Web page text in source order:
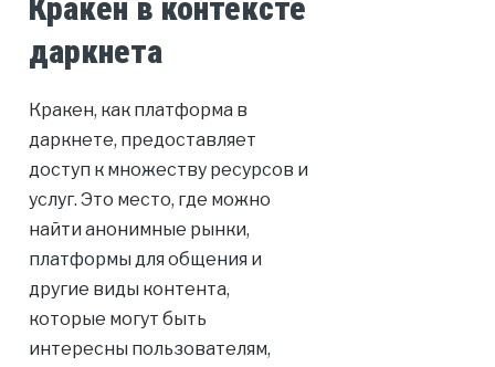
Кракен в контексте
даркнета
Кракен, как платформа в
даркнете, предоставляет
доступ к множеству ресурсов и
услуг. Это место, где можно
найти анонимные рынки,
платформы для общения и
другие виды контента,
которые могут быть
интересны пользователям,